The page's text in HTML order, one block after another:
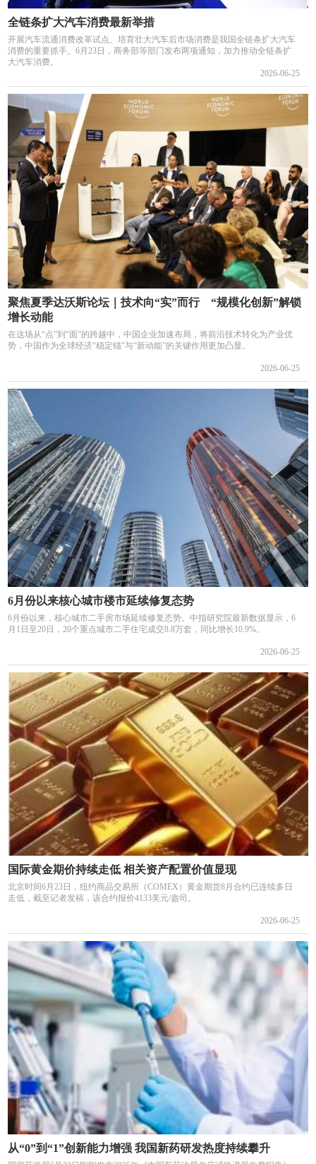
全链条扩大汽车消费最新举措
开展汽车流通消费改革试点、培育壮大汽车后市场消费是我国全链条扩大汽车
消费的重要抓手。6月23日，商务部等部门发布两项通知，加力推动全链条扩
大汽车消费。
2026-06-25
聚焦夏季达沃斯论坛｜技术向“实”而行 “规模化创新”解锁
增长动能
在这场从“点”到“面”的跨越中，中国企业加速布局，将前沿技术转化为产业优
势，中国作为全球经济“稳定锚”与“新动能”的关键作用更加凸显。
2026-06-25
6月份以来核心城市楼市延续修复态势
6月份以来，核心城市二手房市场延续修复态势。中指研究院最新数据显示，6
月1日至20日，20个重点城市二手住宅成交8.8万套，同比增长10.9%。
2026-06-25
国际黄金期价持续走低 相关资产配置价值显现
北京时间6月23日，纽约商品交易所（COMEX）黄金期货8月合约已连续多日
走低，截至记者发稿，该合约报价4133美元/盎司。
2026-06-25
从“0”到“1”创新能力增强 我国新药研发热度持续攀升